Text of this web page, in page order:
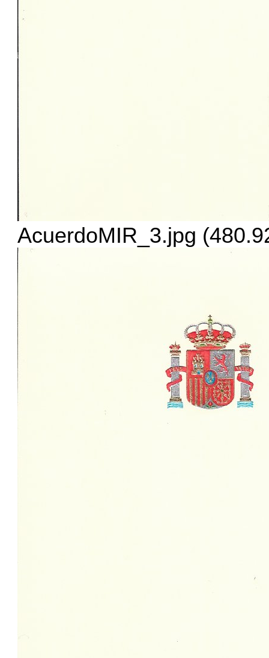
AcuerdoMIR_3.jpg